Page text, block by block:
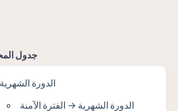
جدول
الدورة الشهرية
الدورة الشهرية → الفترة الآمنة